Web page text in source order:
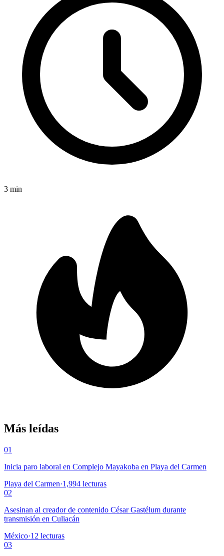
3 min
Más leídas
01
Inicia paro laboral en Complejo Mayakoba en Playa del Carmen
Playa del Carmen·1,994 lecturas
02
Asesinan al creador de contenido César Gastélum durante
transmisión en Culiacán
México·12 lecturas
03